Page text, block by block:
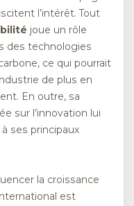
l’intérêt. Tout
joue un rôle
des technologies
ce qui pourrait
de plus en
En outre, sa
sur l’innovation lui
ses principaux
la croissance
est